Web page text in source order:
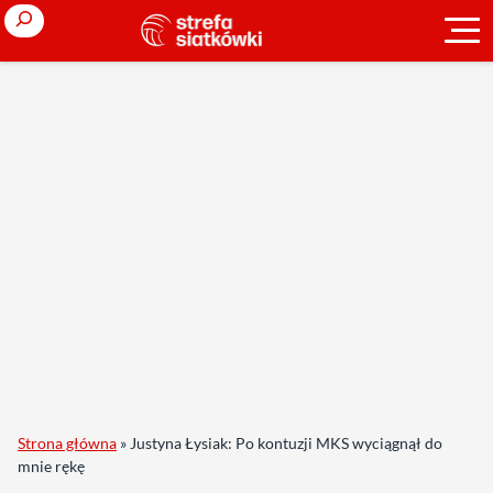
Search
Strona główna » Justyna Łysiak: Po kontuzji MKS wyciągnął do
mnie rękę